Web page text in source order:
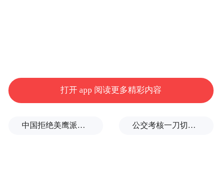
打开 app 阅读更多精彩内容
中国拒绝美鹰派副防长访华？弦外之音被热议 公交考核一刀切司机不敢开空调：别把压力转嫁一线员工